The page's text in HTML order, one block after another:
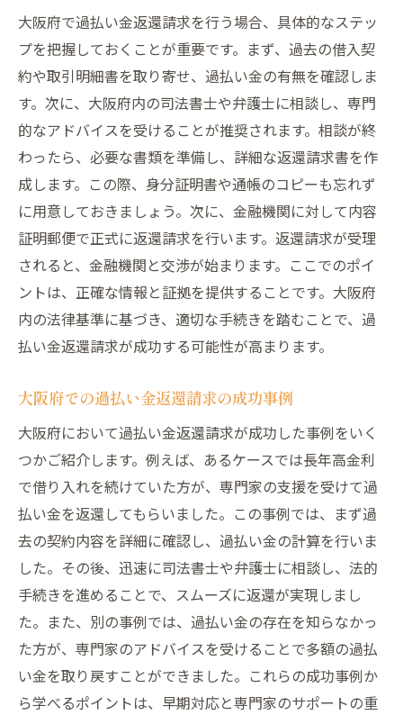
過払い金返還のメリットとは？
過払い金返還請求におけるリスクとその対
策
成功事例から学ぶ過払い金返還の有効性
過払い金返還による経済的な効果
過払い金返還請求における失敗例と教訓
リスクを最小限に抑えるための具体的な方
大阪府での過払い金返還相談の重要性とその効
果
過払い金返還相談の重要性とは？
大阪府での相談先とその役割
果
過払い金返還相談の流れと具体的なステッ
プ
実際に相談を受けた人々の声
過払い金返還相談の成功事例とその効果
過払い金返還請求で経済的安心を大阪府での具
体的なアプローチ
経済的安心を取り戻すための過払い金返還
大阪府での具体的な返還請求の方法
過払い金返還請求のための効果的な戦略
大阪府で過払い金返還請求を行う場合、具体的なステッ
プを把握しておくことが重要です。まず、過去の借入契
約や取引明細書を取り寄せ、過払い金の有無を確認しま
す。次に、大阪府内の司法書士や弁護士に相談し、専門
的なアドバイスを受けることが推奨されます。相談が終
わったら、必要な書類を準備し、詳細な返還請求書を作
成します。この際、身分証明書や通帳のコピーも忘れず
に用意しておきましょう。次に、金融機関に対して内容
証明郵便で正式に返還請求を行います。返還請求が受理
されると、金融機関と交渉が始まります。ここでのポイ
ントは、正確な情報と証拠を提供することです。大阪府
内の法律基準に基づき、適切な手続きを踏むことで、過
払い金返還請求が成功する可能性が高まります。
大阪府での過払い金返還請求の成功事例
大阪府において過払い金返還請求が成功した事例をいく
つかご紹介します。例えば、あるケースでは長年高金利
で借り入れを続けていた方が、専門家の支援を受けて過
払い金を返還してもらいました。この事例では、まず過
去の契約内容を詳細に確認し、過払い金の計算を行いま
した。その後、迅速に司法書士や弁護士に相談し、法的
手続きを進めることで、スムーズに返還が実現しまし
た。また、別の事例では、過払い金の存在を知らなかっ
た方が、専門家のアドバイスを受けることで多額の過払
い金を取り戻すことができました。これらの成功事例か
ら学べるポイントは、早期対応と専門家のサポートの重